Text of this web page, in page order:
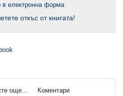
откъс от книгата!
още... Коментари